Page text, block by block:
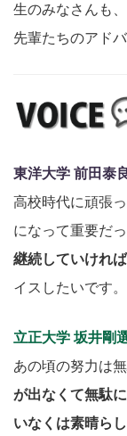
生のみなさんも
先輩たちのアド
東洋大学 前田泰
高校時代に頑張
になって重要だ
継続していけれ
イスしたいです。
立正大学 坂井剛
あの頃の努力は
が出なくて無駄
いなくは素晴ら